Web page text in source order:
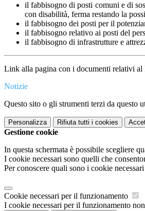
il fabbisogno di posti comuni e di
con disabilità, ferma restando la
il fabbisogno dei posti per il
il fabbisogno relativo ai posti del
il fabbisogno di infrastrutture e
Link alla pagina con i documenti relativi al
Notizie
Questo sito o gli strumenti terzi da questo
Personalizza Rifiuta tutti i cookies
Gestione cookie
In questa schermata è possibile scegliere
I cookie necessari sono quelli che
Per conoscere quali sono i cookie
Cookie necessari per il funzionamento
I cookie necessari per il funzionamento